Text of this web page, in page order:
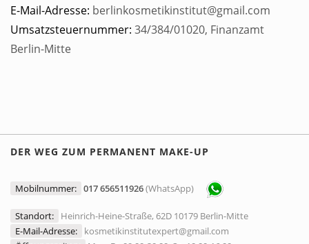
E-Mail-Adresse: berlinkosmetikinstitut@gmail.com
Umsatzsteuernummer: 34/384/01020, Finanzamt
Berlin-Mitte
DER WEG ZUM PERMANENT MAKE-UP
Mobilnummer: 017 656511926(WhatsApp)
Standort:
Heinrich-Heine-Straße, 62D 10179 Berlin-Mitte
E-Mail-Adresse:
kosmetikinstitutexpert@gmail.com